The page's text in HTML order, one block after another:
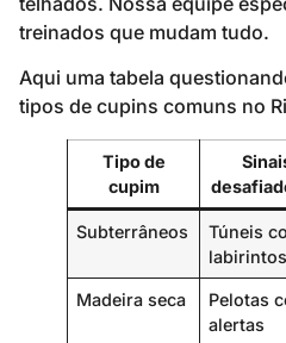
treinados que mudam tudo.
Aqui uma tabela
tipos de cupins comuns no
Tipo de
cupim
Subterrâneos
Túneis
labirintos
Madeira seca
Pelotas
alertas